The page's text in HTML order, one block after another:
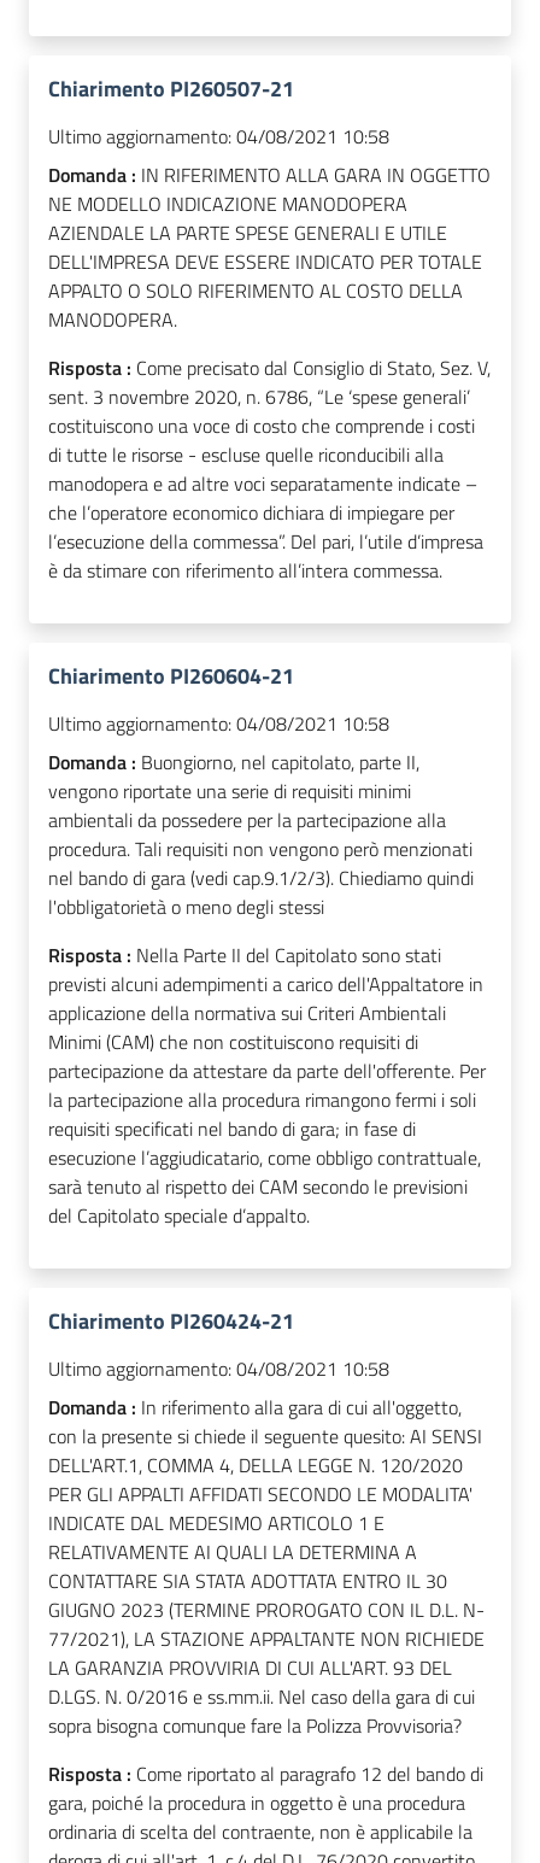
Chiarimento PI260507-21
Ultimo aggiornamento:04/08/2021 10:58
Domanda : IN RIFERIMENTO ALLA GARA IN OGGETTO
NE MODELLO INDICAZIONE MANODOPERA
AZIENDALE LA PARTE SPESE GENERALI E UTILE
DELL'IMPRESA DEVE ESSERE INDICATO PER TOTALE
APPALTO O SOLO RIFERIMENTO AL COSTO DELLA
MANODOPERA.
Risposta : Come precisato dal Consiglio di Stato, Sez. V,
sent. 3 novembre 2020, n. 6786, “Le ‘spese generali’
costituiscono una voce di costo che comprende i costi
di tutte le risorse - escluse quelle riconducibili alla
manodopera e ad altre voci separatamente indicate –
che l’operatore economico dichiara di impiegare per
l’esecuzione della commessa”. Del pari, l’utile d’impresa
è da stimare con riferimento all’intera commessa.
Chiarimento PI260604-21
Ultimo aggiornamento:04/08/2021 10:58
Domanda : Buongiorno, nel capitolato, parte II,
vengono riportate una serie di requisiti minimi
ambientali da possedere per la partecipazione alla
procedura. Tali requisiti non vengono però menzionati
nel bando di gara (vedi cap.9.1/2/3). Chiediamo quindi
l'obbligatorietà o meno degli stessi
Risposta : Nella Parte II del Capitolato sono stati
previsti alcuni adempimenti a carico dell'Appaltatore in
applicazione della normativa sui Criteri Ambientali
Minimi (CAM) che non costituiscono requisiti di
partecipazione da attestare da parte dell'offerente. Per
la partecipazione alla procedura rimangono fermi i soli
requisiti specificati nel bando di gara; in fase di
esecuzione l’aggiudicatario, come obbligo contrattuale,
sarà tenuto al rispetto dei CAM secondo le previsioni
del Capitolato speciale d’appalto.
Chiarimento PI260424-21
Ultimo aggiornamento:04/08/2021 10:58
Domanda : In riferimento alla gara di cui all'oggetto,
con la presente si chiede il seguente quesito: AI SENSI
DELL'ART.1, COMMA 4, DELLA LEGGE N. 120/2020
PER GLI APPALTI AFFIDATI SECONDO LE MODALITA'
INDICATE DAL MEDESIMO ARTICOLO 1 E
RELATIVAMENTE AI QUALI LA DETERMINA A
CONTATTARE SIA STATA ADOTTATA ENTRO IL 30
GIUGNO 2023 (TERMINE PROROGATO CON IL D.L. N-
77/2021), LA STAZIONE APPALTANTE NON RICHIEDE
LA GARANZIA PROVVIRIA DI CUI ALL'ART. 93 DEL
D.LGS. N. 0/2016 e ss.mm.ii. Nel caso della gara di cui
sopra bisogna comunque fare la Polizza Provvisoria?
Risposta : Come riportato al paragrafo 12 del bando di
gara, poiché la procedura in oggetto è una procedura
ordinaria di scelta del contraente, non è applicabile la